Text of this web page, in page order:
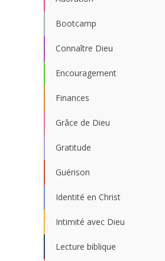
Bootcamp
Connaître Dieu
Encouragement
Finances
Grâce de Dieu
Gratitude
Guérison
Identité en Christ
Intimité avec Dieu
Lecture biblique